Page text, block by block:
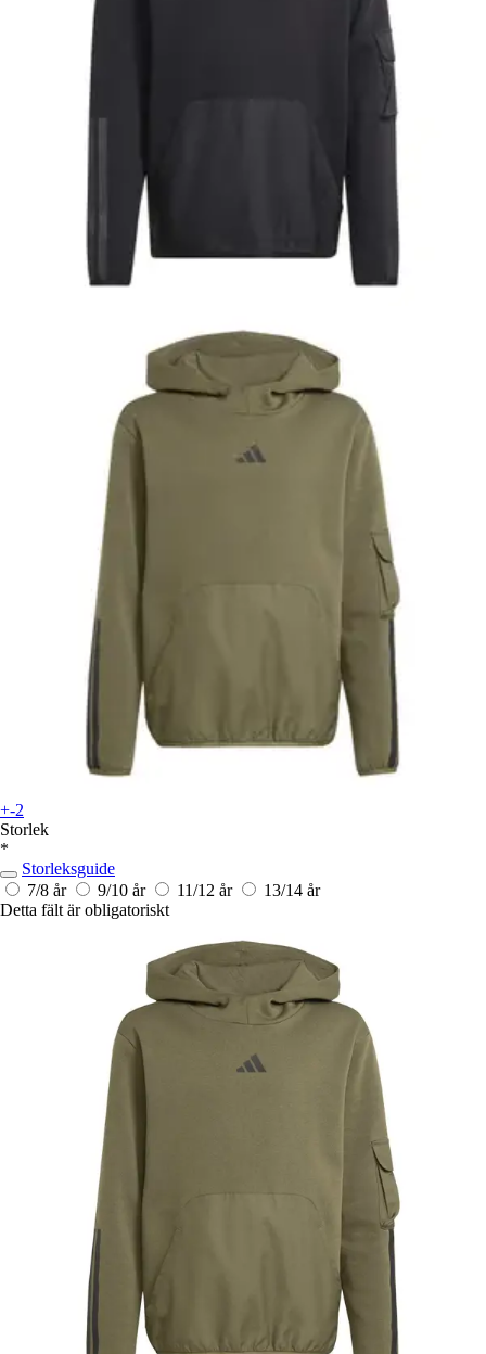
+-2
Storlek
*
Storleksguide
7/8 år
9/10 år 11/12 år
13/14 år
Detta fält är obligatoriskt